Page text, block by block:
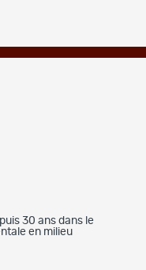
30 ans dans le
en milieu